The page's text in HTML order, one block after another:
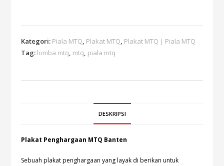
Kategori: Piala MTQ, Plakat MTQ, Plakat MTQ | Piala MTQ
Tag: lomba mtq, mtq, piala mtq
DESKRIPSI
Plakat Penghargaan MTQ Banten
Sebuah plakat penghargaan yang layak di berikan untuk